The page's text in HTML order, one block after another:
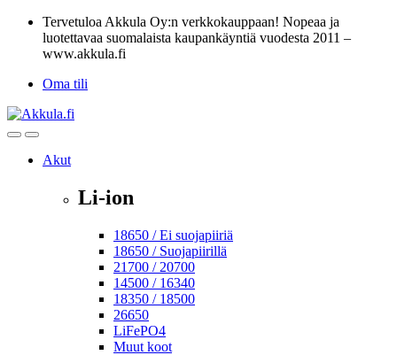
Skip
navigation
Skip
content
Tervetuloa Akkula Oy:n verkkokauppaan! Nopeaa ja
luotettavaa suomalaista kaupankäyntiä vuodesta 2011 –
www.akkula.fi
Oma tili
OpenClose
Akut
Li-ion
18650 / Ei suojapiiriä
18650 / Suojapiirillä
21700 / 20700
14500 / 16340
18350 / 18500
26650
LiFePO4
Muut koot